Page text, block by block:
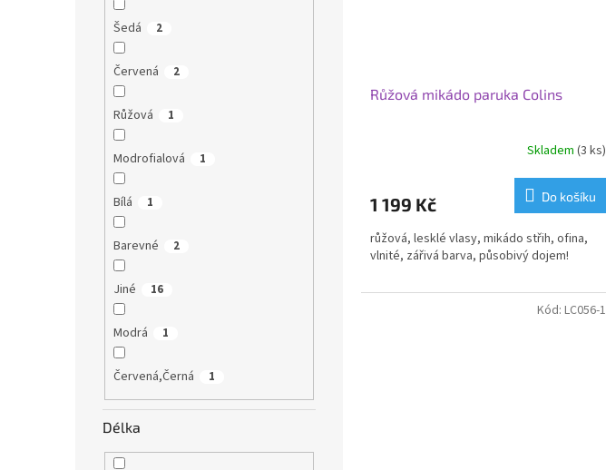
Šedá 2
Červená 2
Růžová 1
Modrofialová 1
Bílá 1
Barevné 2
Jiné 16
Modrá 1
Červená,Černá 1
Délka
Růžová mikádo paruka Colins
Skladem (3 ks)
1 199 Kč Do košíku
růžová, lesklé vlasy, mikádo střih, ofina,
vlnité, zářivá barva, působivý dojem!
Kód: LC056-1